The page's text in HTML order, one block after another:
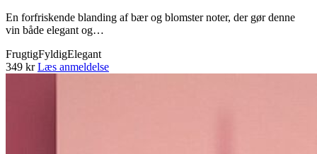
En forfriskende blanding af bær og blomster noter, der gør denne
vin både elegant og…
FrugtigFyldigElegant
349 kr Læs anmeldelse